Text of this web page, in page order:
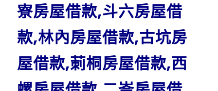
寮房屋借款,斗六房屋借
款,林內房屋借款,古坑房
屋借款,莿桐房屋借款,西